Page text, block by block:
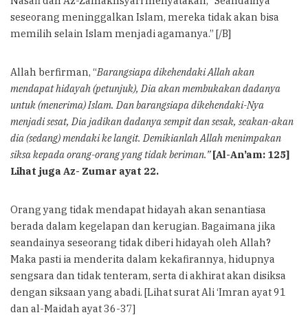
seseorang meninggalkan Islam, mereka tidak akan bisa
memilih selain Islam menjadi agamanya.” [/B]
Allah berfirman, “Barangsiapa dikehendaki Allah akan
mendapat hidayah (petunjuk), Dia akan membukakan dadanya
untuk (menerima) Islam. Dan barangsiapa dikehendaki-Nya
menjadi sesat, Dia jadikan dadanya sempit dan sesak, seakan-akan
dia (sedang) mendaki ke langit. Demikianlah Allah menimpakan
siksa kepada orang-orang yang tidak beriman.”[Al-An’am: 125]
Lihat juga Az- Zumar ayat 22.
Orang yang tidak mendapat hidayah akan senantiasa
berada dalam kegelapan dan kerugian. Bagaimana jika
seandainya seseorang tidak diberi hidayah oleh Allah?
Maka pasti ia menderita dalam kekafirannya, hidupnya
sengsara dan tidak tenteram, serta di akhirat akan disiksa
dengan siksaan yang abadi. [Lihat surat Ali ‘Imran ayat 91
dan al-Maidah ayat 36-37]